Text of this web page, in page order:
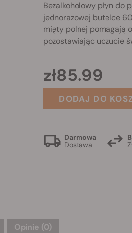
Bezalkoholowy płyn do
jednorazowej butelce
mięty polnej pomagają
pozostawiając uczucie
zł85.99
DODAJ DO
Darmowa
Dostawa
Opinie (0)